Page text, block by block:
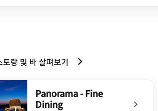
토랑 및 바 살펴보기
Panorama - Fine
Dining